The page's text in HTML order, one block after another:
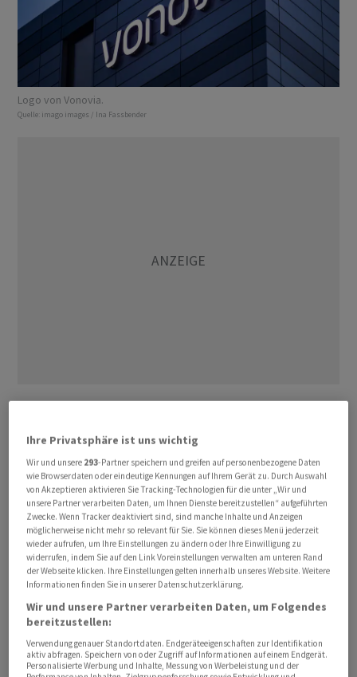
Logo von Vonovia.
Quelle: imago images / Ina Fassbender
"Wir werden in diesem Jahr keinen Beginn von Neubau-
Riedl der "Westdeutschen Allgemeinen Zeitung" (WAZ,
Dienstag). "Die Inflation und die Zinsen sind enorm
gestiegen, und davor können wir nicht die Augen
verschliessen." Man müsse daher abwarten, bis wieder
Kapital zu akzeptabler Verzinsung zur Verfügung stehe
oder eine entsprechende Förderung Bauen ermögliche.
Das Bundesbauministerium kritisierte die Ankündigung.
"Auch wenn wir turbulente Zeiten in der Bauwirtschaft
auf Grund der Zinswende haben:
grösstes Wohnungsunternehmen nicht aus der
Verantwortung stehlen", sagte die Parlamentarische
Ihre Privatsphäre ist uns wichtig
Wir und unsere 293-Partner speichern und greifen auf personenbezogene Daten
wie Browserdaten oder eindeutige Kennungen auf Ihrem Gerät zu. Durch Auswahl
von Akzeptieren aktivieren Sie Tracking-Technologien für die unter „Wir und
unsere Partner verarbeiten Daten, um Ihnen Dienste bereitzustellen“ aufgeführten
Zwecke. Wenn Tracker deaktiviert sind, sind manche Inhalte und Anzeigen
möglicherweise nicht mehr so relevant für Sie. Sie können dieses Menü jederzeit
wieder aufrufen, um Ihre Einstellungen zu ändern oder Ihre Einwilligung zu
widerrufen, indem Sie auf den Link Voreinstellungen verwalten am unteren Rand
der Webseite klicken. Ihre Einstellungen gelten innerhalb unseres Website. Weitere
Informationen finden Sie in unserer Datenschutzerklärung.
Wir und unsere Partner verarbeiten Daten, um Folgendes
bereitzustellen:
Verwendung genauer Standortdaten. Endgeräteeigenschaften zur Identifikation
aktiv abfragen. Speichern von oder Zugriff auf Informationen auf einem Endgerät.
Personalisierte Werbung und Inhalte, Messung von Werbeleistung und der